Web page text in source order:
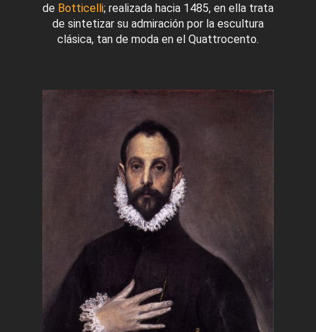
de Botticelli; realizada hacia 1485, en ella trata
de sintetizar su admiración por la escultura
clásica, tan de moda en el Quattrocento.